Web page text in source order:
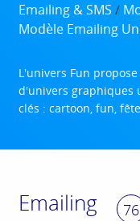
Emailing & SMS /
Modèle Emailing
L'univers Fun
d'univers graphiques
clés : cartoon, fun,
Emailing 76